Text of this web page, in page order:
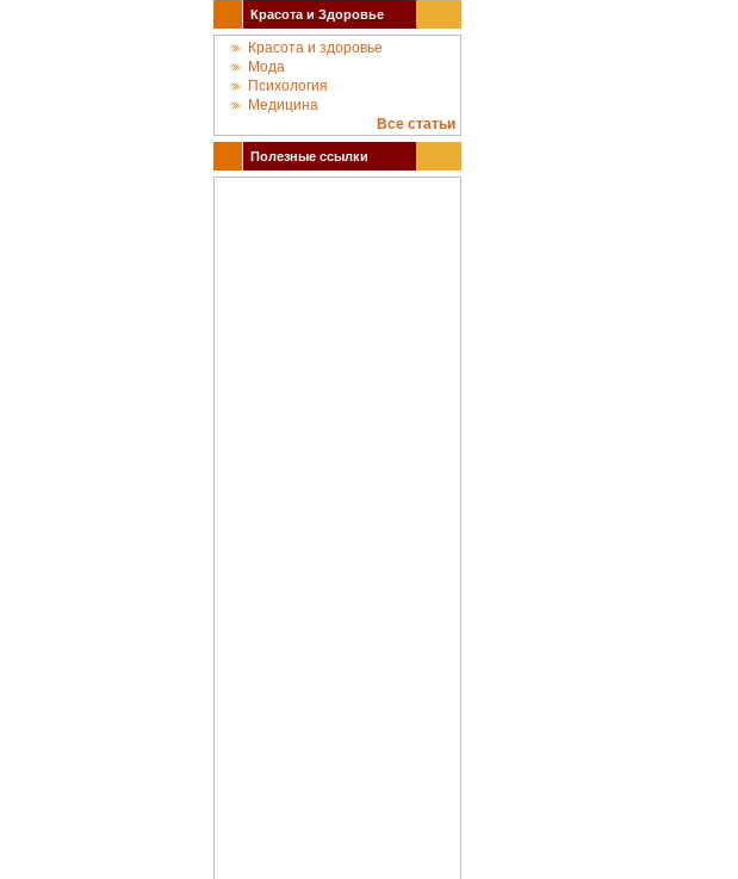
Красота и Здоровье
Красота и здоровье
Мода
Психология
Медицина
Все статьи
Полезные ссылки